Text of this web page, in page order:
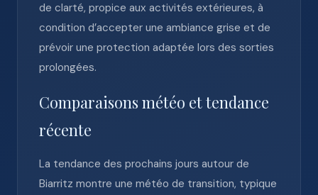
de clarté, propice aux activités extérieures, à
condition d’accepter une ambiance grise et de
prévoir une protection adaptée lors des sorties
prolongées.
Comparaisons météo et tendance
récente
La tendance des prochains jours autour de
Biarritz montre une météo de transition, typique